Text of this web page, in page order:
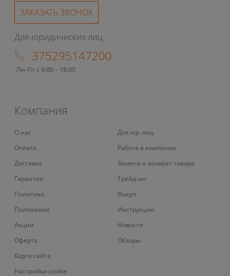
ЗАКАЗАТЬ ЗВОНОК
Для юридических лиц
375295147200
Пн-Пт с 9:00 – 18:00
Компания
О нас
Оплата
Доставка
Гарантия
Политика
Положение
Акции
Оферта
Карта сайта
Настройки cookie
Для юр. лиц
Работа в компании
Замена и возврат товара
Трейд-ин
Выкуп
Инструкции
Новости
Обзоры